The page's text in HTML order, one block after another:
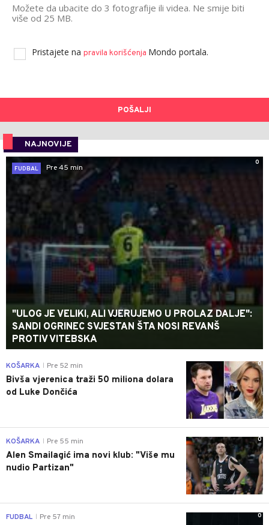
Možete da ubacite do 3 fotografije ili videa. Ne smije biti
više od 25 MB.
Pristajete na pravila korišćenja Mondo portala.
POŠALJI
NAJNOVIJE
0
FUDBAL
Pre 45 min
"ULOG JE VELIKI, ALI VJERUJEMO U PROLAZ DALJE":
SANDI OGRINEC SVJESTAN ŠTA NOSI REVANŠ
PROTIV VITEBSKA
0
KOŠARKA Pre 52 min
Bivša vjerenica traži 50 miliona dolara
od Luke Dončića
0
KOŠARKA Pre 55 min
Alen Smailagić ima novi klub: "Više mu
nudio Partizan"
0
FUDBAL Pre 57 min